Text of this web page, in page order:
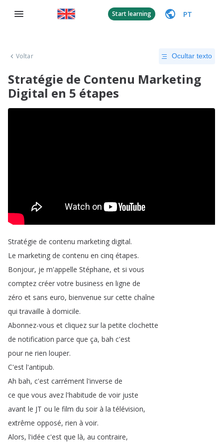
Start learning PT
Voltar Ocultar texto
Stratégie de Contenu Marketing
Digital en 5 étapes
Stratégie de contenu marketing digital.
Le marketing de contenu en cinq étapes.
Bonjour, je m'appelle Stéphane, et si vous
comptez créer votre business en ligne de
zéro et sans euro, bienvenue sur cette chaîne
qui travaille à domicile.
Abonnez-vous et cliquez sur la petite clochette
de notification parce que ça, bah c'est
pour ne rien louper.
C'est l'antipub.
Ah bah, c'est carrément l'inverse de
ce que vous avez l'habitude de voir juste
avant le JT ou le film du soir à la télévision,
extrême opposé, rien à voir.
Alors, l'idée c'est que là, au contraire,